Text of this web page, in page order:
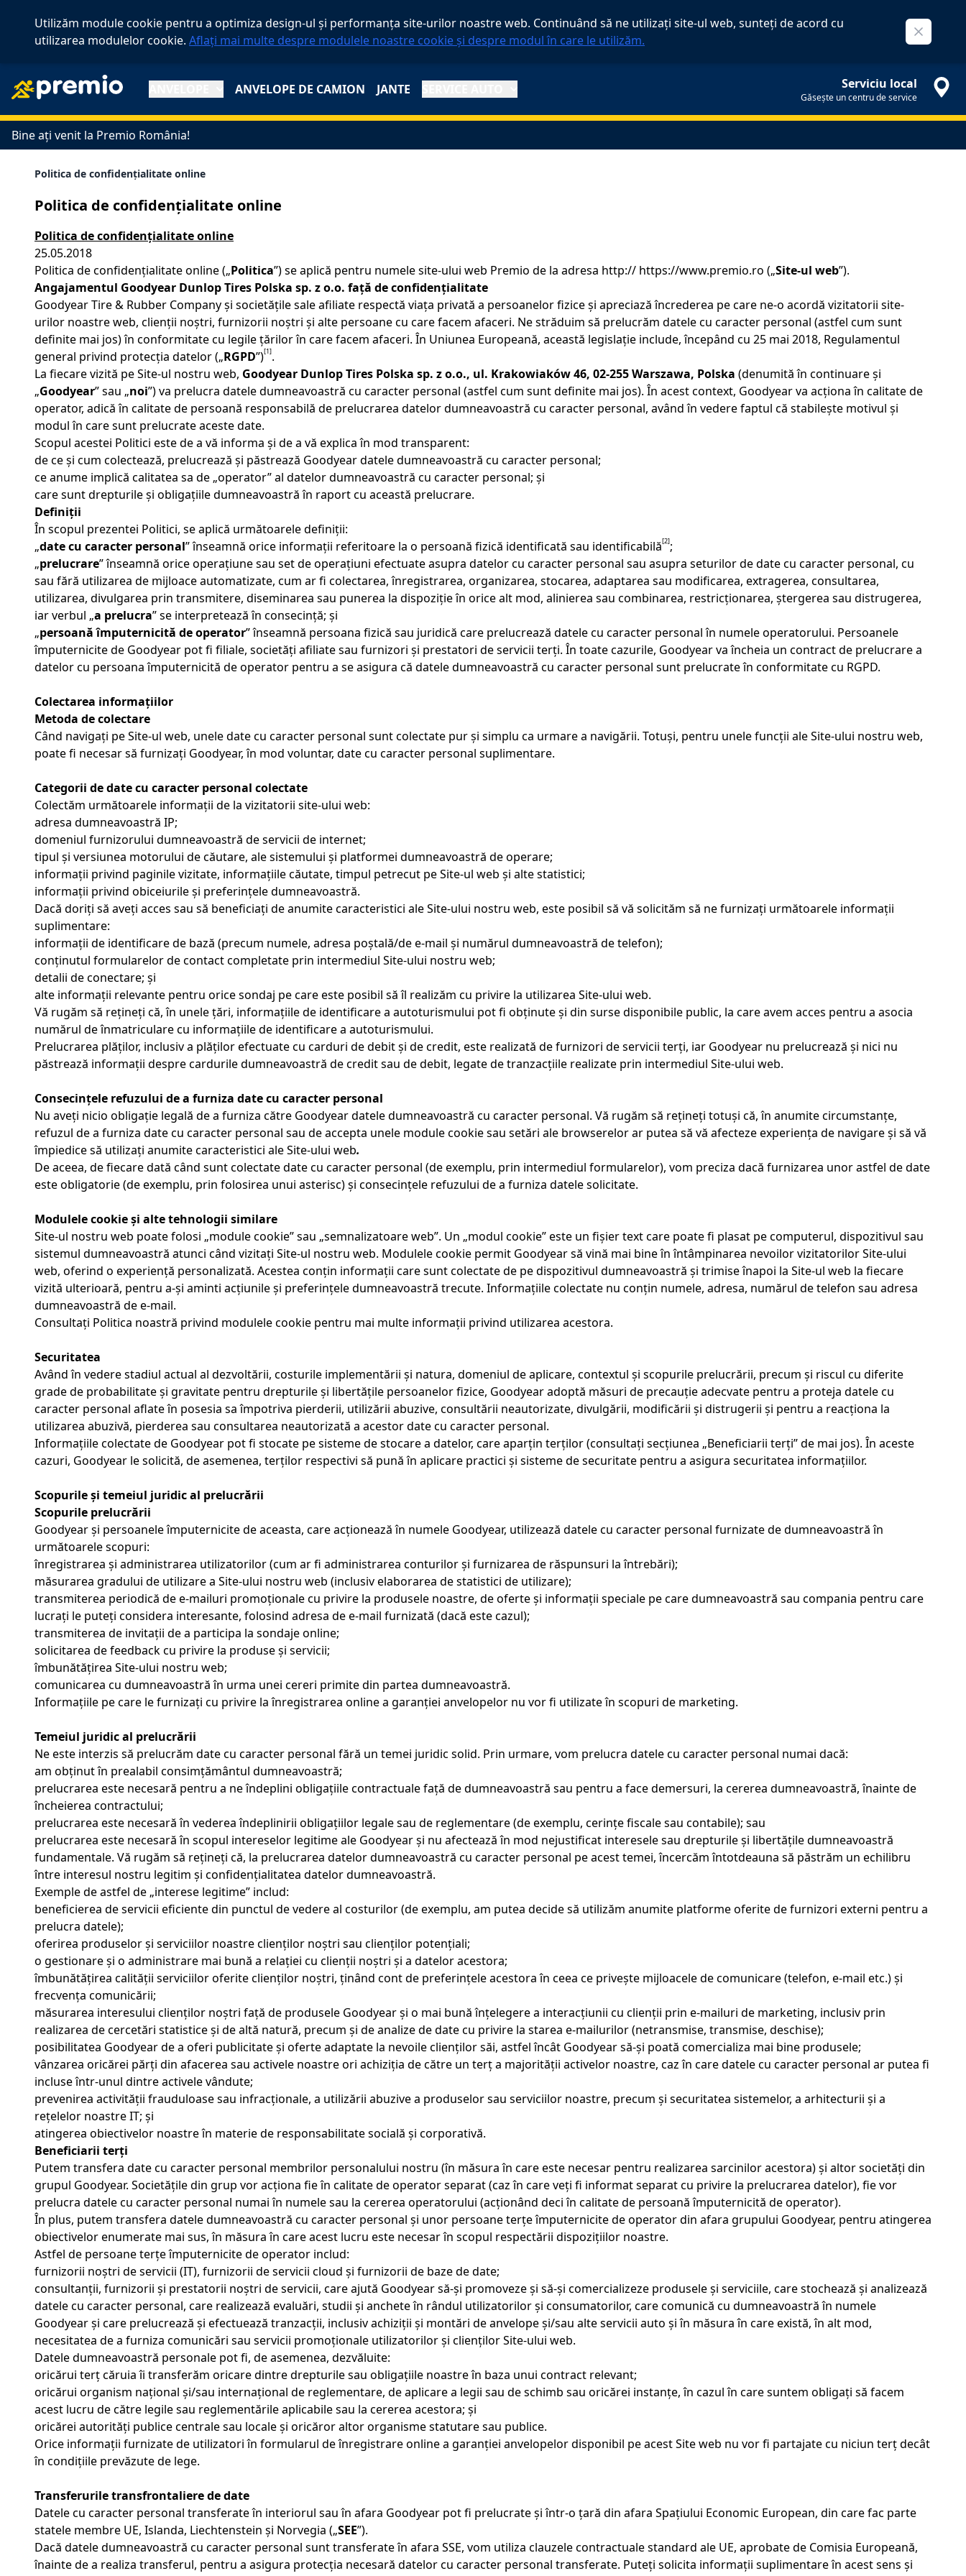
Utilizăm module cookie pentru a optimiza design-ul și performanța site-urilor noastre web. Continuând să ne utilizați site-ul web, sunteți de acord cu
utilizarea modulelor cookie. Aflați mai multe despre modulele noastre cookie și despre modul în care le utilizăm. Close
Serviciu local
Găsește un centru de service
ANVELOPE DE CAMION JANTE
Bine ați venit la Premio România!
Politica de confidențialitate online
Politica de confidențialitate online
Politica de confidențialitate online
25.05.2018
Politica de confidențialitate online („Politica”) se aplică pentru numele site-ului web Premio de la adresa http:// https://www.premio.ro („Site-ul web”).
Angajamentul Goodyear Dunlop Tires Polska sp. z o.o. față de confidențialitate
Goodyear Tire & Rubber Company și societățile sale afiliate respectă viața privată a persoanelor fizice și apreciază încrederea pe care ne-o acordă vizitatorii site-
urilor noastre web, clienții noștri, furnizorii noștri și alte persoane cu care facem afaceri. Ne străduim să prelucrăm datele cu caracter personal (astfel cum sunt
definite mai jos) în conformitate cu legile țărilor în care facem afaceri. În Uniunea Europeană, această legislație include, începând cu 25 mai 2018, Regulamentul
general privind protecția datelor („RGPD”)[1].
La fiecare vizită pe Site-ul nostru web, Goodyear Dunlop Tires Polska sp. z o.o., ul. Krakowiaków 46, 02-255 Warszawa, Polska (denumită în continuare și
„Goodyear” sau „noi”) va prelucra datele dumneavoastră cu caracter personal (astfel cum sunt definite mai jos). În acest context, Goodyear va acționa în calitate de
operator, adică în calitate de persoană responsabilă de prelucrarea datelor dumneavoastră cu caracter personal, având în vedere faptul că stabilește motivul și
modul în care sunt prelucrate aceste date.
Scopul acestei Politici este de a vă informa și de a vă explica în mod transparent:
de ce și cum colectează, prelucrează și păstrează Goodyear datele dumneavoastră cu caracter personal;
ce anume implică calitatea sa de „operator” al datelor dumneavoastră cu caracter personal; și
care sunt drepturile și obligațiile dumneavoastră în raport cu această prelucrare.
Definiții
În scopul prezentei Politici, se aplică următoarele definiții:
„date cu caracter personal” înseamnă orice informații referitoare la o persoană fizică identificată sau identificabilă[2];
„prelucrare” înseamnă orice operațiune sau set de operațiuni efectuate asupra datelor cu caracter personal sau asupra seturilor de date cu caracter personal, cu
sau fără utilizarea de mijloace automatizate, cum ar fi colectarea, înregistrarea, organizarea, stocarea, adaptarea sau modificarea, extragerea, consultarea,
utilizarea, divulgarea prin transmitere, diseminarea sau punerea la dispoziție în orice alt mod, alinierea sau combinarea, restricționarea, ștergerea sau distrugerea,
iar verbul „a prelucra” se interpretează în consecință; și
„persoană împuternicită de operator” înseamnă persoana fizică sau juridică care prelucrează datele cu caracter personal în numele operatorului. Persoanele
împuternicite de Goodyear pot fi filiale, societăți afiliate sau furnizori și prestatori de servicii terți. În toate cazurile, Goodyear va încheia un contract de prelucrare a
datelor cu persoana împuternicită de operator pentru a se asigura că datele dumneavoastră cu caracter personal sunt prelucrate în conformitate cu RGPD.
Colectarea informațiilor
Metoda de colectare
Când navigați pe Site-ul web, unele date cu caracter personal sunt colectate pur și simplu ca urmare a navigării. Totuși, pentru unele funcții ale Site-ului nostru web,
poate fi necesar să furnizați Goodyear, în mod voluntar, date cu caracter personal suplimentare.
Categorii de date cu caracter personal colectate
Colectăm următoarele informații de la vizitatorii site-ului web:
adresa dumneavoastră IP;
domeniul furnizorului dumneavoastră de servicii de internet;
tipul și versiunea motorului de căutare, ale sistemului și platformei dumneavoastră de operare;
informații privind paginile vizitate, informațiile căutate, timpul petrecut pe Site-ul web și alte statistici;
informații privind obiceiurile și preferințele dumneavoastră.
Dacă doriți să aveți acces sau să beneficiați de anumite caracteristici ale Site-ului nostru web, este posibil să vă solicităm să ne furnizați următoarele informații
suplimentare:
informații de identificare de bază (precum numele, adresa poștală/de e-mail și numărul dumneavoastră de telefon);
conținutul formularelor de contact completate prin intermediul Site-ului nostru web;
detalii de conectare; și
alte informații relevante pentru orice sondaj pe care este posibil să îl realizăm cu privire la utilizarea Site-ului web.
Vă rugăm să rețineți că, în unele țări, informațiile de identificare a autoturismului pot fi obținute și din surse disponibile public, la care avem acces pentru a asocia
numărul de înmatriculare cu informațiile de identificare a autoturismului.
Prelucrarea plăților, inclusiv a plăților efectuate cu carduri de debit și de credit, este realizată de furnizori de servicii terți, iar Goodyear nu prelucrează și nici nu
păstrează informații despre cardurile dumneavoastră de credit sau de debit, legate de tranzacțiile realizate prin intermediul Site-ului web.
Consecințele refuzului de a furniza date cu caracter personal
Nu aveți nicio obligație legală de a furniza către Goodyear datele dumneavoastră cu caracter personal. Vă rugăm să rețineți totuși că, în anumite circumstanțe,
refuzul de a furniza date cu caracter personal sau de accepta unele module cookie sau setări ale browserelor ar putea să vă afecteze experiența de navigare și să vă
împiedice să utilizați anumite caracteristici ale Site-ului web.
De aceea, de fiecare dată când sunt colectate date cu caracter personal (de exemplu, prin intermediul formularelor), vom preciza dacă furnizarea unor astfel de date
este obligatorie (de exemplu, prin folosirea unui asterisc) și consecințele refuzului de a furniza datele solicitate.
Modulele cookie și alte tehnologii similare
Site-ul nostru web poate folosi „module cookie” sau „semnalizatoare web”. Un „modul cookie” este un fișier text care poate fi plasat pe computerul, dispozitivul sau
sistemul dumneavoastră atunci când vizitați Site-ul nostru web. Modulele cookie permit Goodyear să vină mai bine în întâmpinarea nevoilor vizitatorilor Site-ului
web, oferind o experiență personalizată. Acestea conțin informații care sunt colectate de pe dispozitivul dumneavoastră și trimise înapoi la Site-ul web la fiecare
vizită ulterioară, pentru a-și aminti acțiunile și preferințele dumneavoastră trecute. Informațiile colectate nu conțin numele, adresa, numărul de telefon sau adresa
dumneavoastră de e-mail.
Consultați Politica noastră privind modulele cookie pentru mai multe informații privind utilizarea acestora.
Securitatea
Având în vedere stadiul actual al dezvoltării, costurile implementării și natura, domeniul de aplicare, contextul și scopurile prelucrării, precum și riscul cu diferite
grade de probabilitate și gravitate pentru drepturile și libertățile persoanelor fizice, Goodyear adoptă măsuri de precauție adecvate pentru a proteja datele cu
caracter personal aflate în posesia sa împotriva pierderii, utilizării abuzive, consultării neautorizate, divulgării, modificării și distrugerii și pentru a reacționa la
utilizarea abuzivă, pierderea sau consultarea neautorizată a acestor date cu caracter personal.
Informațiile colectate de Goodyear pot fi stocate pe sisteme de stocare a datelor, care aparțin terților (consultați secțiunea „Beneficiarii terți” de mai jos). În aceste
cazuri, Goodyear le solicită, de asemenea, terților respectivi să pună în aplicare practici și sisteme de securitate pentru a asigura securitatea informațiilor.
Scopurile și temeiul juridic al prelucrării
Scopurile prelucrării
Goodyear și persoanele împuternicite de aceasta, care acționează în numele Goodyear, utilizează datele cu caracter personal furnizate de dumneavoastră în
următoarele scopuri:
înregistrarea și administrarea utilizatorilor (cum ar fi administrarea conturilor și furnizarea de răspunsuri la întrebări);
măsurarea gradului de utilizare a Site-ului nostru web (inclusiv elaborarea de statistici de utilizare);
transmiterea periodică de e-mailuri promoționale cu privire la produsele noastre, de oferte și informații speciale pe care dumneavoastră sau compania pentru care
lucrați le puteți considera interesante, folosind adresa de e-mail furnizată (dacă este cazul);
transmiterea de invitații de a participa la sondaje online;
solicitarea de feedback cu privire la produse și servicii;
îmbunătățirea Site-ului nostru web;
comunicarea cu dumneavoastră în urma unei cereri primite din partea dumneavoastră.
Informațiile pe care le furnizați cu privire la înregistrarea online a garanției anvelopelor nu vor fi utilizate în scopuri de marketing.
Temeiul juridic al prelucrării
Ne este interzis să prelucrăm date cu caracter personal fără un temei juridic solid. Prin urmare, vom prelucra datele cu caracter personal numai dacă:
am obținut în prealabil consimțământul dumneavoastră;
prelucrarea este necesară pentru a ne îndeplini obligațiile contractuale față de dumneavoastră sau pentru a face demersuri, la cererea dumneavoastră, înainte de
încheierea contractului;
prelucrarea este necesară în vederea îndeplinirii obligațiilor legale sau de reglementare (de exemplu, cerințe fiscale sau contabile); sau
prelucrarea este necesară în scopul intereselor legitime ale Goodyear și nu afectează în mod nejustificat interesele sau drepturile și libertățile dumneavoastră
fundamentale. Vă rugăm să rețineți că, la prelucrarea datelor dumneavoastră cu caracter personal pe acest temei, încercăm întotdeauna să păstrăm un echilibru
între interesul nostru legitim și confidențialitatea datelor dumneavoastră.
Exemple de astfel de „interese legitime” includ:
beneficierea de servicii eficiente din punctul de vedere al costurilor (de exemplu, am putea decide să utilizăm anumite platforme oferite de furnizori externi pentru a
prelucra datele);
oferirea produselor și serviciilor noastre clienților noștri sau clienților potențiali;
o gestionare și o administrare mai bună a relației cu clienții noștri și a datelor acestora;
îmbunătățirea calității serviciilor oferite clienților noștri, ținând cont de preferințele acestora în ceea ce privește mijloacele de comunicare (telefon, e-mail etc.) și
frecvența comunicării;
măsurarea interesului clienților noștri față de produsele Goodyear și o mai bună înțelegere a interacțiunii cu clienții prin e-mailuri de marketing, inclusiv prin
realizarea de cercetări statistice și de altă natură, precum și de analize de date cu privire la starea e-mailurilor (netransmise, transmise, deschise);
posibilitatea Goodyear de a oferi publicitate și oferte adaptate la nevoile clienților săi, astfel încât Goodyear să-și poată comercializa mai bine produsele;
vânzarea oricărei părți din afacerea sau activele noastre ori achiziția de către un terț a majorității activelor noastre, caz în care datele cu caracter personal ar putea fi
incluse într-unul dintre activele vândute;
prevenirea activității frauduloase sau infracționale, a utilizării abuzive a produselor sau serviciilor noastre, precum și securitatea sistemelor, a arhitecturii și a
rețelelor noastre IT; și
atingerea obiectivelor noastre în materie de responsabilitate socială și corporativă.
Beneficiarii terți
Putem transfera date cu caracter personal membrilor personalului nostru (în măsura în care este necesar pentru realizarea sarcinilor acestora) și altor societăți din
grupul Goodyear. Societățile din grup vor acționa fie în calitate de operator separat (caz în care veți fi informat separat cu privire la prelucrarea datelor), fie vor
prelucra datele cu caracter personal numai în numele sau la cererea operatorului (acționând deci în calitate de persoană împuternicită de operator).
În plus, putem transfera datele dumneavoastră cu caracter personal și unor persoane terțe împuternicite de operator din afara grupului Goodyear, pentru atingerea
obiectivelor enumerate mai sus, în măsura în care acest lucru este necesar în scopul respectării dispozițiilor noastre.
Astfel de persoane terțe împuternicite de operator includ:
furnizorii noștri de servicii (IT), furnizorii de servicii cloud și furnizorii de baze de date;
consultanții, furnizorii și prestatorii noștri de servicii, care ajută Goodyear să-și promoveze și să-și comercializeze produsele și serviciile, care stochează și analizează
datele cu caracter personal, care realizează evaluări, studii și anchete în rândul utilizatorilor și consumatorilor, care comunică cu dumneavoastră în numele
Goodyear și care prelucrează și efectuează tranzacții, inclusiv achiziții și montări de anvelope și/sau alte servicii auto și în măsura în care există, în alt mod,
necesitatea de a furniza comunicări sau servicii promoționale utilizatorilor și clienților Site-ului web.
Datele dumneavoastră personale pot fi, de asemenea, dezvăluite:
oricărui terț căruia îi transferăm oricare dintre drepturile sau obligațiile noastre în baza unui contract relevant;
oricărui organism național și/sau internațional de reglementare, de aplicare a legii sau de schimb sau oricărei instanțe, în cazul în care suntem obligați să facem
acest lucru de către legile sau reglementările aplicabile sau la cererea acestora; și
oricărei autorități publice centrale sau locale și oricăror altor organisme statutare sau publice.
Orice informații furnizate de utilizatori în formularul de înregistrare online a garanției anvelopelor disponibil pe acest Site web nu vor fi partajate cu niciun terț decât
în condițiile prevăzute de lege.
Transferurile transfrontaliere de date
Datele cu caracter personal transferate în interiorul sau în afara Goodyear pot fi prelucrate și într-o țară din afara Spațiului Economic European, din care fac parte
statele membre UE, Islanda, Liechtenstein și Norvegia („SEE”).
Dacă datele dumneavoastră cu caracter personal sunt transferate în afara SSE, vom utiliza clauzele contractuale standard ale UE, aprobate de Comisia Europeană,
înainte de a realiza transferul, pentru a asigura protecția necesară datelor cu caracter personal transferate. Puteți solicita informații suplimentare în acest sens și